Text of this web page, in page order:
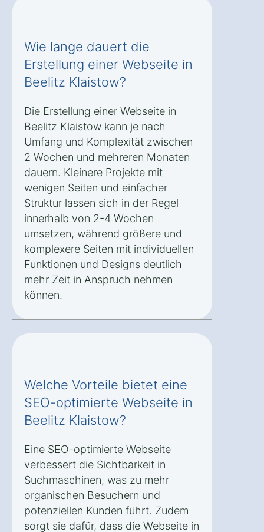
Wie lange dauert die
Erstellung einer Webseite in
Beelitz Klaistow?
Die Erstellung einer Webseite in
Beelitz Klaistow kann je nach
Umfang und Komplexität zwischen
2 Wochen und mehreren Monaten
dauern. Kleinere Projekte mit
wenigen Seiten und einfacher
Struktur lassen sich in der Regel
innerhalb von 2-4 Wochen
umsetzen, während größere und
komplexere Seiten mit individuellen
Funktionen und Designs deutlich
mehr Zeit in Anspruch nehmen
können.
Welche Vorteile bietet eine
SEO-optimierte Webseite in
Beelitz Klaistow?
Eine SEO-optimierte Webseite
verbessert die Sichtbarkeit in
Suchmaschinen, was zu mehr
organischen Besuchern und
potenziellen Kunden führt. Zudem
sorgt sie dafür, dass die Webseite in